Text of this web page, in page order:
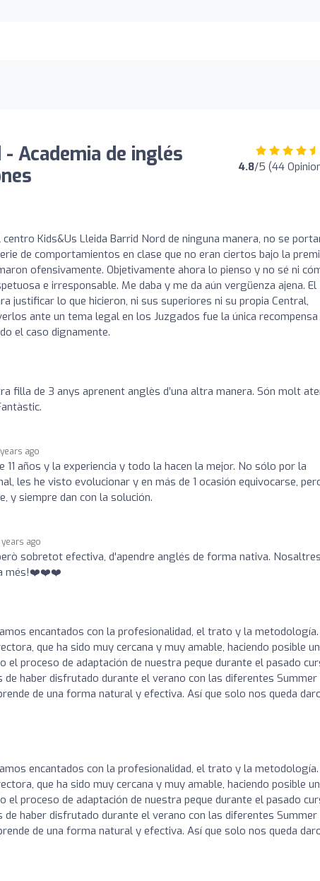
Academia de inglés
4.8/5 (44
Kids&Us Lleida Barrid Nord de ninguna manera, no se
de comportamientos en clase que no eran ciertos bajo la
ofensivamente. Objetivamente ahora lo pienso y no sé ni
e irresponsable. Me daba y me da aún vergüenza ajena. El
justificar lo que hicieron, ni sus superiores ni su propia Central,
ante un tema legal en los Juzgados fue la única recompensa
el caso dignamente.
filla de 3 anys aprenent anglès d’una altra manera. Són molt
ago
11 años y la experiencia y todo la hacen la mejor. No sólo por la
les he visto evolucionar y en más de 1 ocasión equivocarse,
y siempre dan con la solución.
years ago
sobretot efectiva, d'apendre anglés de forma nativa. Nosaltres
més!❤️❤️❤️
encantados con la profesionalidad, el trato y la metodología.
que ha sido muy cercana y muy amable, haciendo posible
el proceso de adaptación de nuestra peque durante el pasado
de haber disfrutado durante el verano con las diferentes Summer
de una forma natural y efectiva. Así que solo nos queda
encantados con la profesionalidad, el trato y la metodología.
que ha sido muy cercana y muy amable, haciendo posible
el proceso de adaptación de nuestra peque durante el pasado
de haber disfrutado durante el verano con las diferentes Summer
de una forma natural y efectiva. Así que solo nos queda